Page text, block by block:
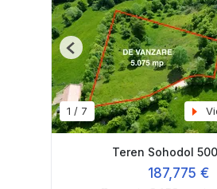
1 / 7
Previous
Teren Sohodol
187,775 €